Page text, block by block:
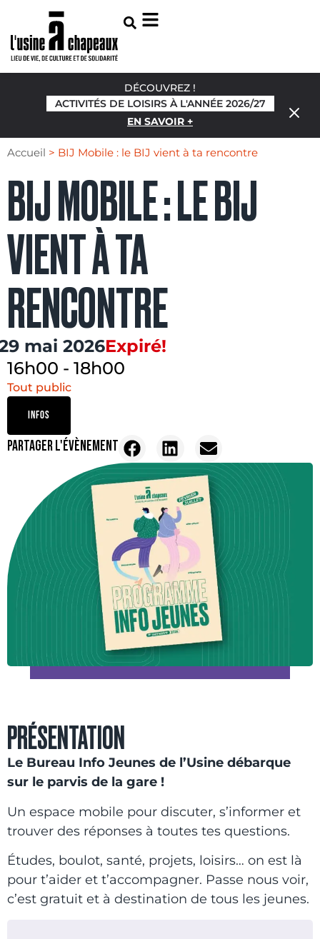
DÉCOUVREZ !
ACTIVITÉS DE LOISIRS À L'ANNÉE 2026/27
EN SAVOIR +
Accueil > BIJ Mobile : le BIJ vient à ta rencontre
BIJ MOBILE : LE BIJ
VIENT À TA
RENCONTRE
mai 2026Expiré!
16h00 - 18h00
Tout public
INFOS
PARTAGER L'ÉVÈNEMENT
PRÉSENTATION
Le Bureau Info Jeunes de l’Usine débarque
sur le parvis de la gare !
Un espace mobile pour discuter, s’informer et
trouver des réponses à toutes tes questions.
Études, boulot, santé, projets, loisirs… on est là
pour t’aider et t’accompagner. Passe nous voir,
c’est gratuit et à destination de tous les jeunes.